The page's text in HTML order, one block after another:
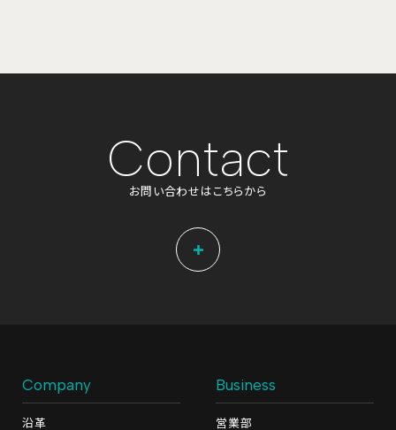
Contact
お問い合わせはこちらから
Company
沿革
Business
営業部